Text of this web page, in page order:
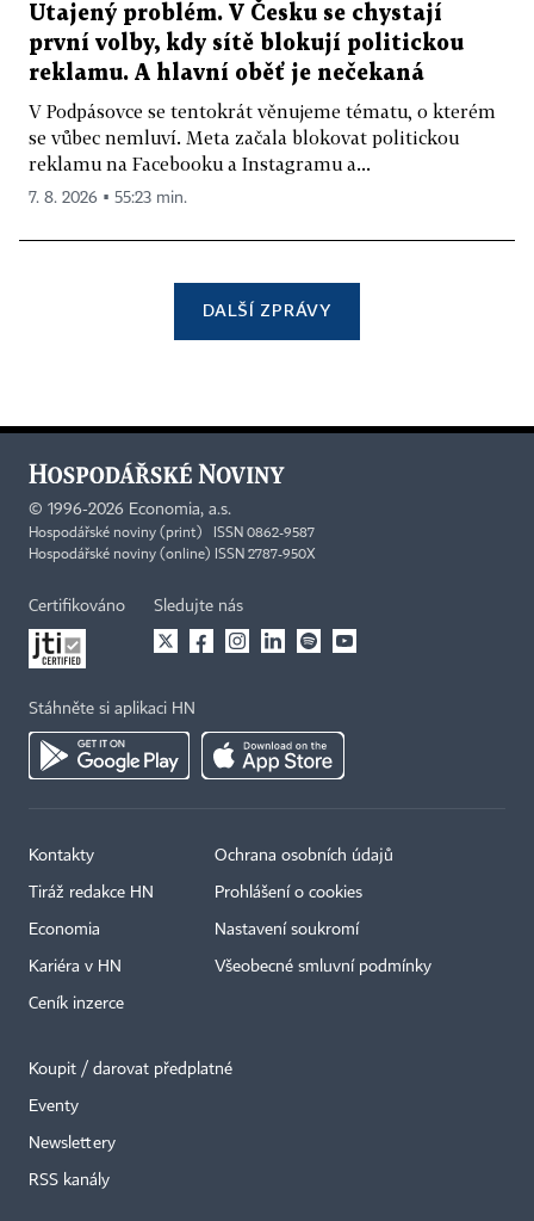
Utajený problém. V Česku se chystají
první volby, kdy sítě blokují politickou
reklamu. A hlavní oběť je nečekaná
V Podpásovce se tentokrát věnujeme tématu, o kterém
se vůbec nemluví. Meta začala blokovat politickou
reklamu na Facebooku a Instagramu a...
7. 8. 2026 ▪ 55:23 min.
DALŠÍ ZPRÁVY
© 1996-2026 Economia, a.s.
Hospodářské noviny (print) ISSN 0862-9587
Hospodářské noviny (online) ISSN 2787-950X
Certifikováno Sledujte nás
Stáhněte si aplikaci HN
Kontakty
Tiráž redakce HN
Economia
Kariéra v HN
Ceník inzerce
Ochrana osobních údajů
Prohlášení o cookies
Nastavení soukromí
Všeobecné smluvní podmínky
Koupit / darovat předplatné
Eventy
Newslettery
RSS kanály